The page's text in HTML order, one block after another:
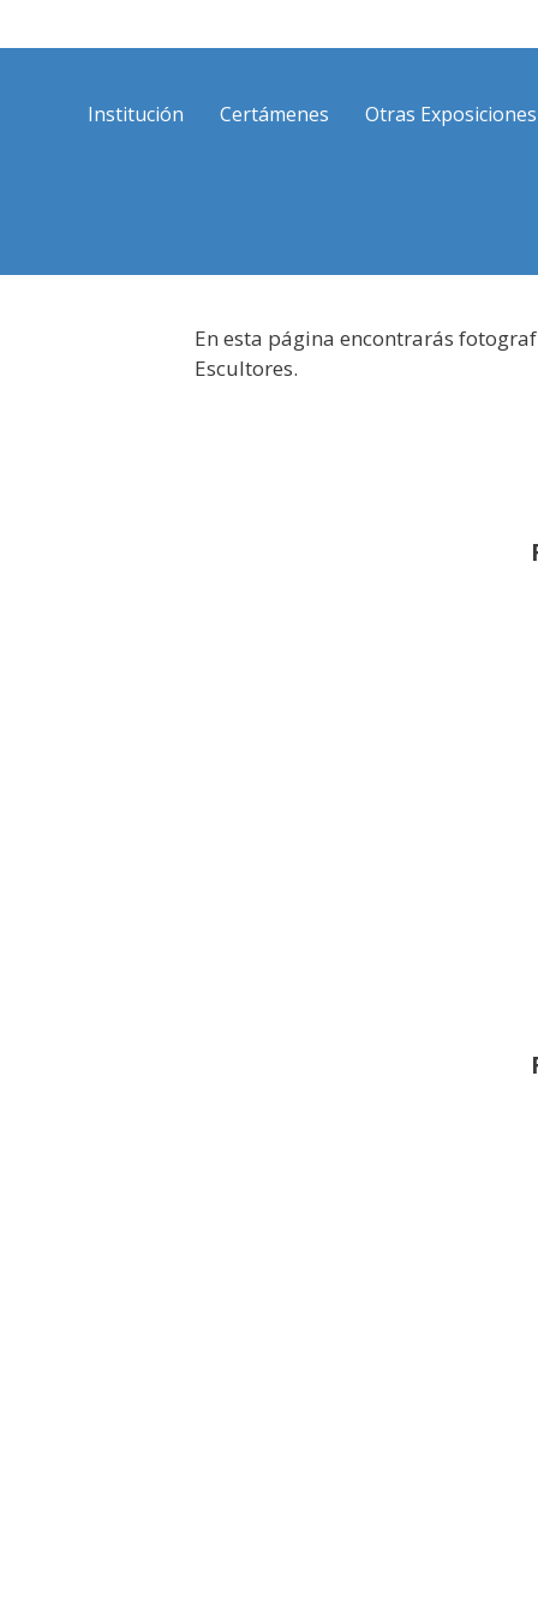
al
Institución Certámenes Otras Exposiciones
En esta página encontrarás
Escultores.